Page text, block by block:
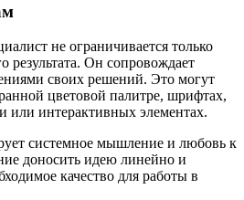
не ограничивается только
результата. Он сопровождает
своих решений. Это могут
цветовой палитре, шрифтах,
или интерактивных элементах.
системное мышление и любовь к
доносить идею линейно и
качество для работы в